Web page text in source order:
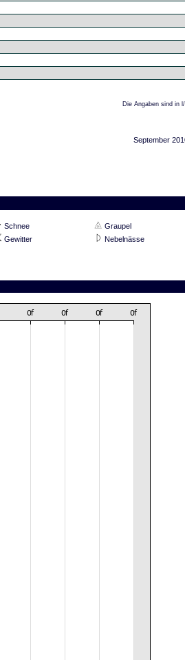
Die Angaben sind in l/
September
Schnee
Graupel
Gewitter
Nebelnässe